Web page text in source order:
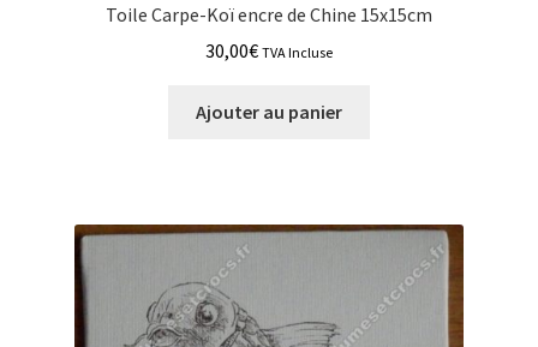
Toile Carpe-Koï encre de Chine 15x15cm
30,00€ TVA Incluse
Ajouter au panier